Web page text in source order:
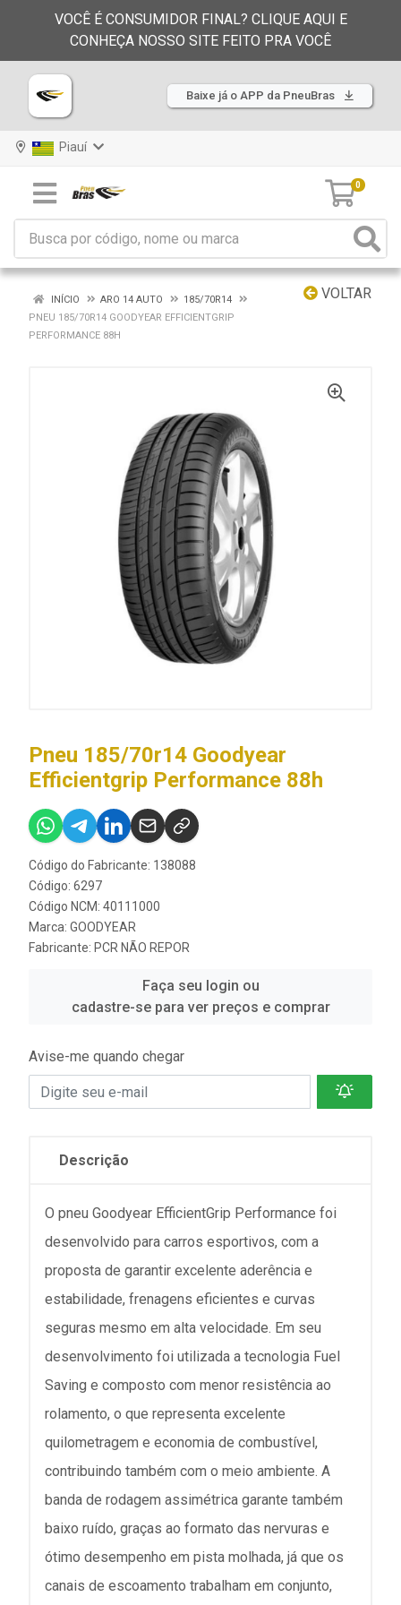
VOCÊ É CONSUMIDOR FINAL? CLIQUE AQUI E
CONHEÇA NOSSO SITE FEITO PRA VOCÊ
Baixe já o APP da PneuBras
Piauí
0
VOLTAR
INÍCIO ARO 14 AUTO
185/70R14
PNEU 185/70R14 GOODYEAR EFFICIENTGRIP
PERFORMANCE 88H
Pneu 185/70r14 Goodyear
Efficientgrip Performance 88h
Código do Fabricante: 138088
Código: 6297
Código NCM: 40111000
Marca: GOODYEAR
Fabricante: PCR NÃO REPOR
Faça seu login ou
cadastre-se para ver preços e comprar
Avise-me quando chegar
Descrição
O pneu Goodyear EfficientGrip Performance foi
desenvolvido para carros esportivos, com a
proposta de garantir excelente aderência e
estabilidade, frenagens eficientes e curvas
seguras mesmo em alta velocidade. Em seu
desenvolvimento foi utilizada a tecnologia Fuel
Saving e composto com menor resistência ao
rolamento, o que representa excelente
quilometragem e economia de combustível,
contribuindo também com o meio ambiente. A
banda de rodagem assimétrica garante também
baixo ruído, graças ao formato das nervuras e
ótimo desempenho em pista molhada, já que os
canais de escoamento trabalham em conjunto,